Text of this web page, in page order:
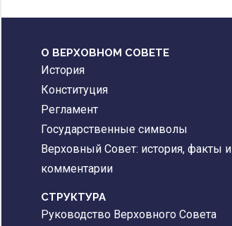
О ВЕРХОВНОМ СОВЕТЕ
История
Конституция
Регламент
Государственные символы
Верховный Совет: история, факты и
комментарии
CТРУКТУРА
Руководство Верховного Совета